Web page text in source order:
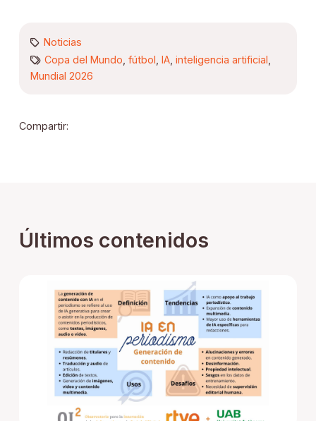
Noticias
Copa del Mundo fútbol IA, inteligencia artificial
Mundial 2026
Compartir:
Últimos contenidos